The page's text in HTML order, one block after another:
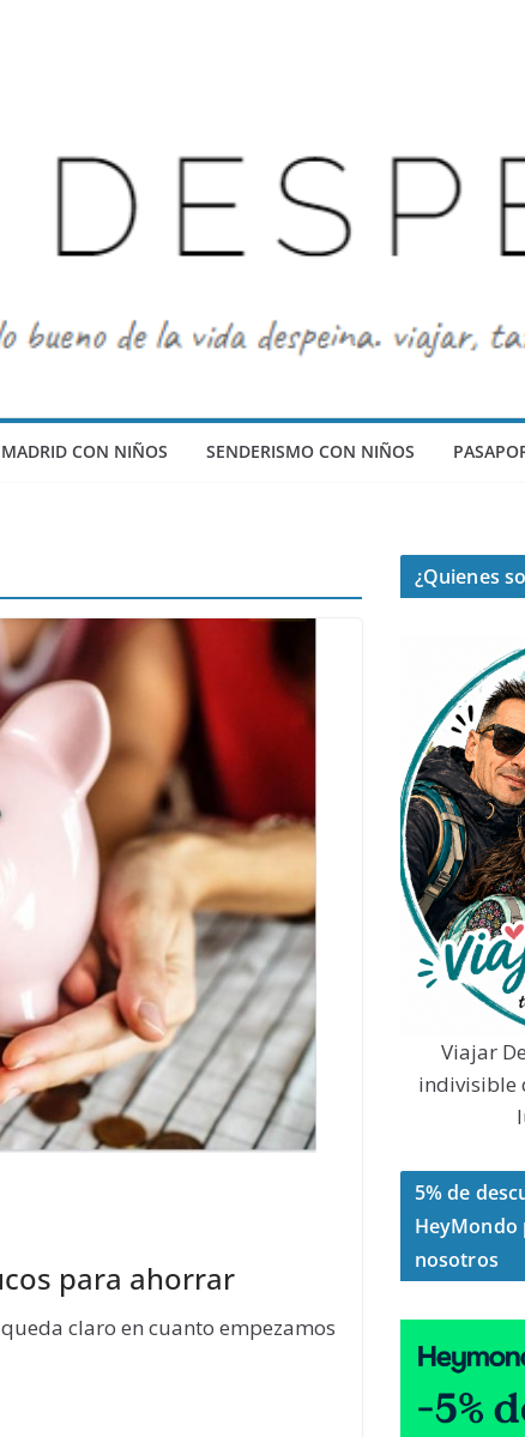
MADRID CON NIÑOS SENDERISMO CON NIÑOS
para ahorrar
claro en cuanto empezamos
¿Quienes
Viajar
indivisible
5% de
HeyMondo
nosotros